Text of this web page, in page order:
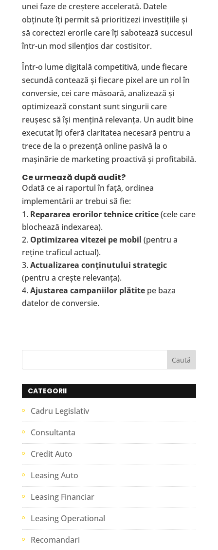
unei faze de creștere accelerată. Datele
obținute îți permit să prioritizezi investițiile și
să corectezi erorile care îți sabotează succesul
într-un mod silențios dar costisitor.
Într-o lume digitală competitivă, unde fiecare
secundă contează și fiecare pixel are un rol în
conversie, cei care măsoară, analizează și
optimizează constant sunt singurii care
reușesc să își mențină relevanța. Un audit bine
executat îți oferă claritatea necesară pentru a
trece de la o prezență online pasivă la o
mașinărie de marketing proactivă și profitabilă.
Ce urmează după audit?
Odată ce ai raportul în față, ordinea
implementării ar trebui să fie:
Repararea erorilor tehnice critice(cele care
blochează indexarea).
Optimizarea vitezei pe mobil (pentru a
reține traficul actual).
Actualizarea conținutului strategic
(pentru a crește relevanța).
Ajustarea campaniilor plătitepe baza
datelor de conversie.
CATEGORII
Cadru Legislativ
Consultanta
Credit Auto
Leasing Auto
Leasing Financiar
Leasing Operational
Recomandari